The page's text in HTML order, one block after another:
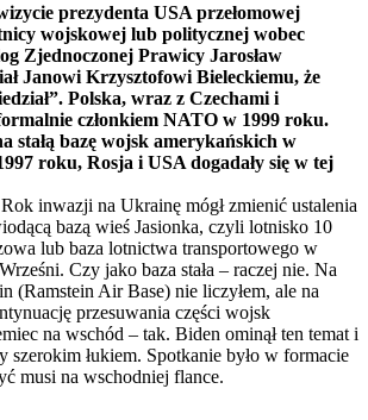
prezydenta USA przełomowej
wojskowej lub politycznej wobec
Zjednoczonej Prawicy Jarosław
Janowi Krzysztofowi Bieleckiemu, że
Polska, wraz z Czechami i
członkiem NATO w 1999 roku.
stałą bazę wojsk amerykańskich w
roku, Rosja i USA dogadały się w tej
inwazji na Ukrainę mógł zmienić ustalenia
bazą wieś Jasionka, czyli lotnisko 10
lub baza lotnictwa transportowego w
Czy jako baza stała – raczej nie. Na
(Ramstein Air Base) nie liczyłem, ale na
przesuwania części wojsk
na wschód – tak. Biden ominął ten temat i
szerokim łukiem. Spotkanie było w formacie
musi na wschodniej flance.